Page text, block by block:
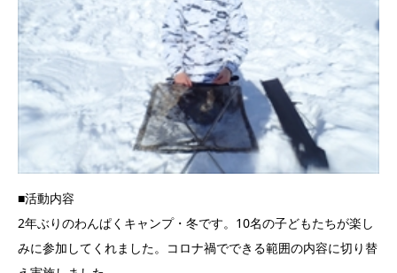
■活動内容
2年ぶりのわんぱくキャンプ・冬です。10名の子どもたちが楽し
みに参加してくれました。コロナ禍でできる範囲の内容に切り替